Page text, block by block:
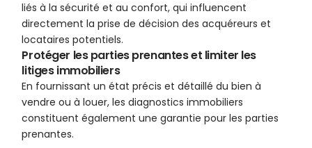
liés à la sécurité et au confort, qui influencent
directement la prise de décision des acquéreurs et
locataires potentiels.
Protéger les parties prenantes et limiter les
litiges immobiliers
En fournissant un état précis et détaillé du bien à
vendre ou à louer, les diagnostics immobiliers
constituent également une garantie pour les parties
prenantes.